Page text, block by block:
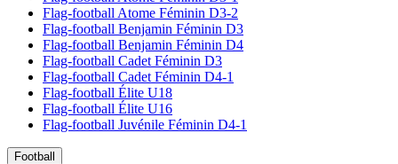
Flag-football Atome Féminin D3-2
Flag-football Benjamin Féminin D3
Flag-football Benjamin Féminin D4
Flag-football Cadet Féminin D3
Flag-football Cadet Féminin D4-1
Flag-football Élite U18
Flag-football Élite U16
Flag-football Juvénile Féminin D4-1
Football